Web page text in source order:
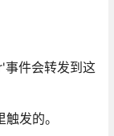
件会转发到这
发的。